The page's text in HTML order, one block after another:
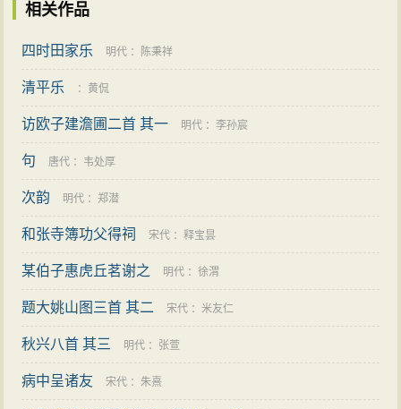
相关作品
四时田家乐 明代 ： 陈秉祥
清平乐 ：黄侃
访欧子建澹圃二首 其一 明代 ：李孙宸
句 唐代 ： 韦处厚
次韵 明代 ：郑潜
和张寺簿功父得祠 宋代 ：释宝昙
某伯子惠虎丘茗谢之 明代 ：徐渭
题大姚山图三首 其二 宋代 ：米友仁
秋兴八首 其三 明代 ： 张萱
病中呈诸友 宋代 ：朱熹